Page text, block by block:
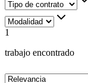
1
trabajo encontrado